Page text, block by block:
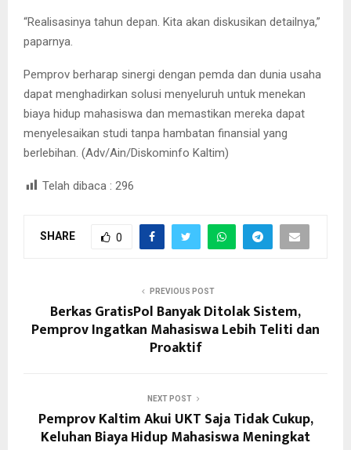
“Realisasinya tahun depan. Kita akan diskusikan detailnya,”
paparnya.
Pemprov berharap sinergi dengan pemda dan dunia usaha
dapat menghadirkan solusi menyeluruh untuk menekan
biaya hidup mahasiswa dan memastikan mereka dapat
menyelesaikan studi tanpa hambatan finansial yang
berlebihan. (Adv/Ain/Diskominfo Kaltim)
Telah dibaca : 296
SHARE 0
PREVIOUS POST
Berkas GratisPol Banyak Ditolak Sistem,
Pemprov Ingatkan Mahasiswa Lebih Teliti dan
Proaktif
NEXT POST
Pemprov Kaltim Akui UKT Saja Tidak Cukup,
Keluhan Biaya Hidup Mahasiswa Meningkat